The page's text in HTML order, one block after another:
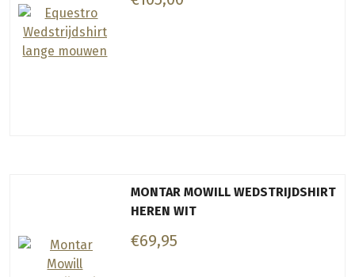
MONTAR MOWILL WEDSTRIJDSHIRT
HEREN WIT
€69,95